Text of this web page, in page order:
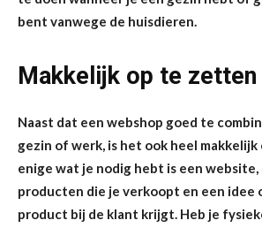
bent vanwege de huisdieren.
Makkelijk op te zetten
Naast dat een webshop goed te
gezin of werk, is het ook heel
enige wat je nodig hebt is een
producten die je verkoopt en een idee
product bij de klant krijgt. Heb je